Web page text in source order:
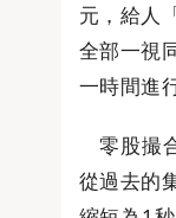
元，給人
全部一視
一時間進
零股撮
從過去的